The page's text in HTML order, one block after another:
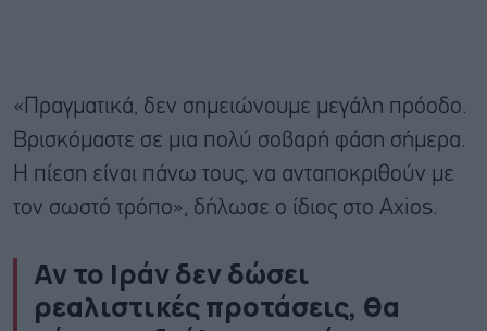
«Πραγματικά, δεν σημειώνουμε μεγάλη πρόοδο.
Βρισκόμαστε σε μια πολύ σοβαρή φάση σήμερα.
Η πίεση είναι πάνω τους, να ανταποκριθούν με
τον σωστό τρόπο», δήλωσε ο ίδιος στο Axios.
Αν το Ιράν δεν δώσει
ρεαλιστικές προτάσεις, θα